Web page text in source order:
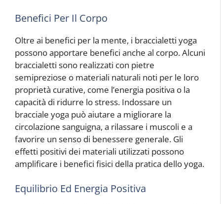
Benefici Per Il Corpo
Oltre ai benefici per la mente, i braccialetti yoga
possono apportare benefici anche al corpo. Alcuni
braccialetti sono realizzati con pietre
semipreziose o materiali naturali noti per le loro
proprietà curative, come l’energia positiva o la
capacità di ridurre lo stress. Indossare un
bracciale yoga può aiutare a migliorare la
circolazione sanguigna, a rilassare i muscoli e a
favorire un senso di benessere generale. Gli
effetti positivi dei materiali utilizzati possono
amplificare i benefici fisici della pratica dello yoga.
Equilibrio Ed Energia Positiva